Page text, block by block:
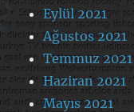
Eylül 2021
Ağustos 2021
Temmuz 2021
Haziran 2021
Mayıs 2021